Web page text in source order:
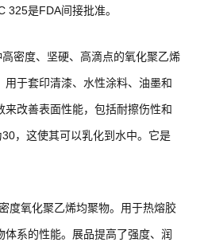
325是FDA间接批准。
密度、坚硬、高滴点的氧化聚乙烯
用于套印清漆、水性涂料、油墨和
来改善表面性能，包括耐擦伤性和
，这使其可以乳化到水中。它是
度氧化聚乙烯均聚物。用于热熔胶
系的性能。展品提高了强度、润